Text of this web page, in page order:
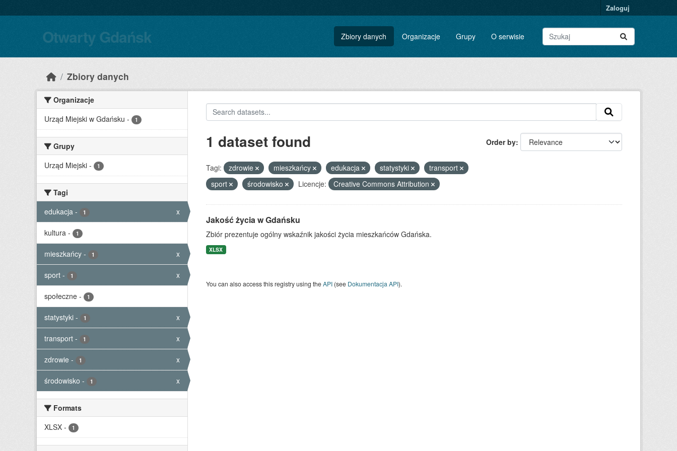
Zaloguj
Otwarty Gdańsk Zbiory danych Organizacje Grupy O serwisie
Zbiory danych
Organizacje
Urząd Miejski w Gdańsku - 1
Grupy
Urząd Miejski - 1
Tagi
edukacja - 1 x
kultura - 1
mieszkańcy - 1 x
sport - 1 x
społeczne - 1
statystyki - 1 x
transport - 1 x
zdrowie - 1 x
środowisko - 1 x
Formats
XLSX - 1
Order by
1 dataset found
Tagi: zdrowie mieszkańcy edukacja statystyki
transport
sport
środowisko Licencje: Creative Commons Attribution
Jakość życia w Gdańsku
Zbiór prezentuje ogólny wskaźnik jakości życia mieszkańców Gdańska.
XLSX
You can also access this registry using theAPI(see Dokumentacja API).